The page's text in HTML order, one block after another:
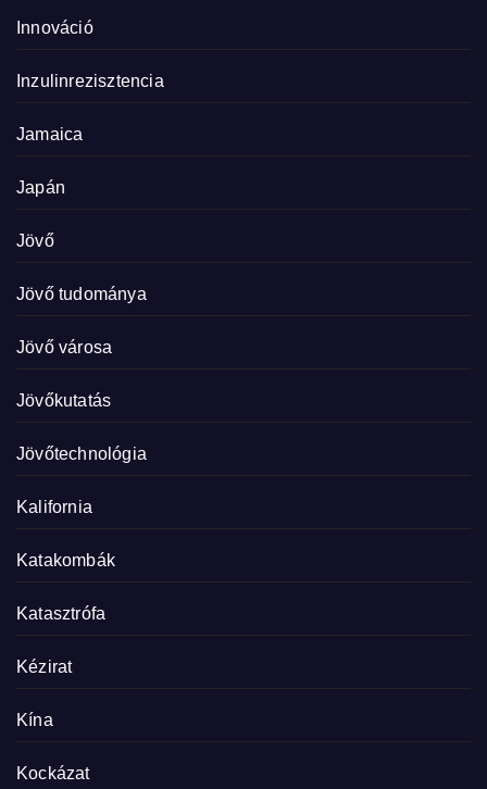
Innováció
Inzulinrezisztencia
Jamaica
Japán
Jövő
Jövő tudománya
Jövő városa
Jövőkutatás
Jövőtechnológia
Kalifornia
Katakombák
Katasztrófa
Kézirat
Kína
Kockázat